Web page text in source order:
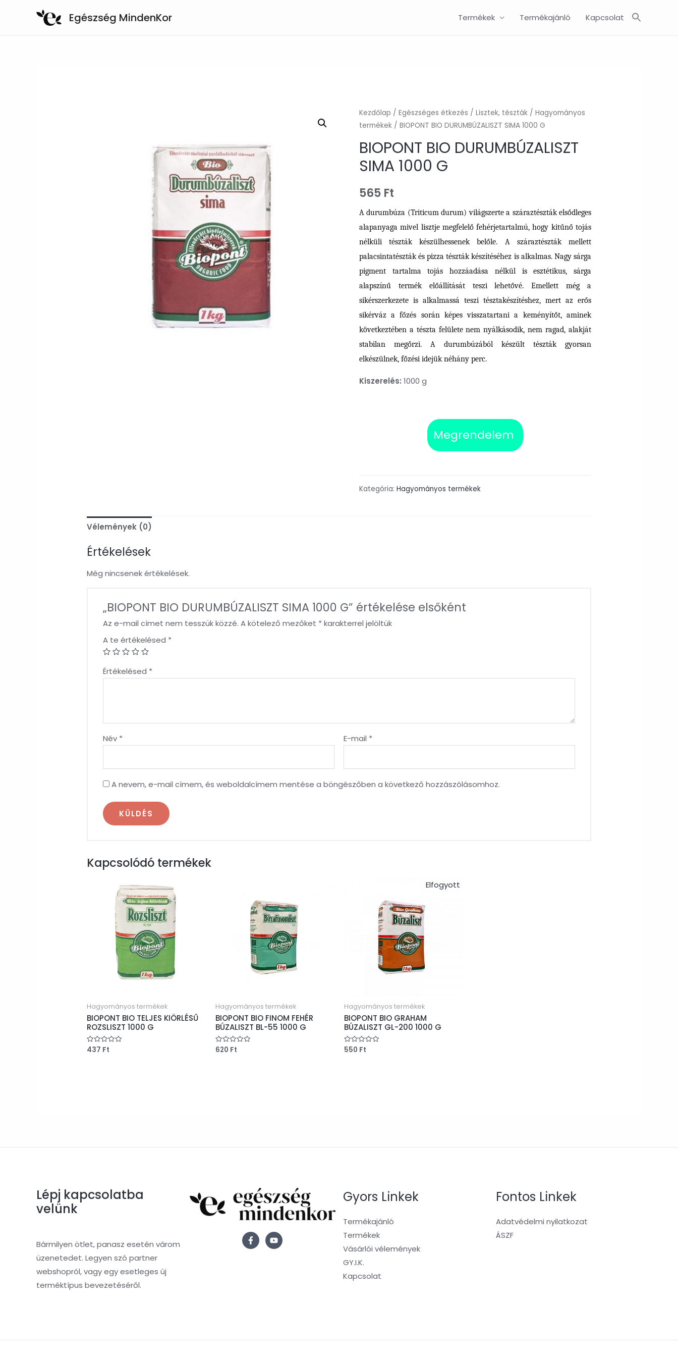
Egészség MindenKor Termékek Termékajánló Kapcsolat
Kezdőlap / Egészséges étkezés / Lisztek, tészták / Hagyományos
termékek / BIOPONT BIO DURUMBÚZALISZT SIMA 1000 G
BIOPONT BIO DURUMBÚZALISZT
SIMA 1000 G
565 Ft
A durumbúza (Triticum durum) világszerte a száraztészták elsődleges
alapanyaga mivel lisztje megfelelő fehérjetartalmú, hogy kitűnő tojás
nélküli tészták készülhessenek belőle. A száraztészták mellett
palacsintatészták és pizza tészták készítéséhez is alkalmas. Nagy sárga
pigment tartalma tojás hozzáadása nélkül is esztétikus, sárga
alapszínű termék előállítását teszi lehetővé. Emellett még a
sikérszerkezete is alkalmassá teszi tésztakészítéshez, mert az erős
sikérváz a főzés során képes visszatartani a keményítőt, aminek
következtében a tészta felülete nem nyálkásodik, nem ragad, alakját
stabilan megőrzi. A durumbúzából készült tészták gyorsan
elkészülnek, főzési idejük néhány perc.
Kiszerelés: 1000 g
Megrendelem
Kategória: Hagyományos termékek
Vélemények (0)
Értékelések
Még nincsenek értékelések.
„BIOPONT BIO DURUMBÚZALISZT SIMA 1000 G” értékelése elsőként
Az e-mail címet nem tesszük közzé. A kötelező mezőket * karakterrel jelöltük
A te értékelésed *
Értékelésed *
Név * E-mail *
A nevem, e-mail címem, és weboldalcímem mentése a böngészőben a következő hozzászólásomhoz.
Kapcsolódó termékek
Hagyományos termékek
BIOPONT BIO TELJES KIÖRLÉSŰ
ROZSLISZT 1000 G
Értékelés:
0
437 Ft
Hagyományos termékek
BIOPONT BIO FINOM FEHÉR
BÚZALISZT BL-55 1000 G
Értékelés:
0
620 Ft
Elfogyott
Hagyományos termékek
BIOPONT BIO GRAHAM
BÚZALISZT GL-200 1000 G
Értékelés:
0
550 Ft
Lépj kapcsolatba
velünk
Bármilyen ötlet, panasz esetén várom
üzenetedet. Legyen szó partner
webshopról, vagy egy esetleges új
terméktípus bevezetéséről.
Gyors Linkek
Termékajánló
Termékek
Vásárlói vélemények
GY.I.K.
Kapcsolat
Fontos Linkek
Adatvédelmi nyilatkozat
ÁSZF